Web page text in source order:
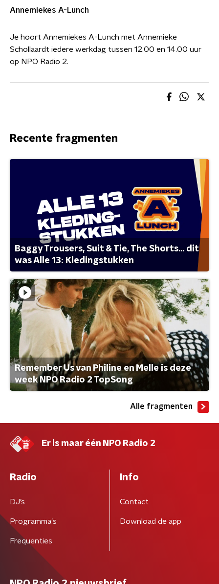
Annemiekes A-Lunch
Je hoort Annemiekes A-Lunch met Annemieke
Schollaardt iedere werkdag tussen 12.00 en 14.00 uur
op NPO Radio 2.
Recente fragmenten
Baggy Trousers, Suit & Tie, The Shorts... dit
was Alle 13: Kledingstukken
Remember Us van Philine en Melle is deze
week NPO Radio 2 TopSong
Alle fragmenten
Er is maar één NPO Radio 2
Radio
DJ’s
Programma's
Frequenties
Info
Contact
Download de app